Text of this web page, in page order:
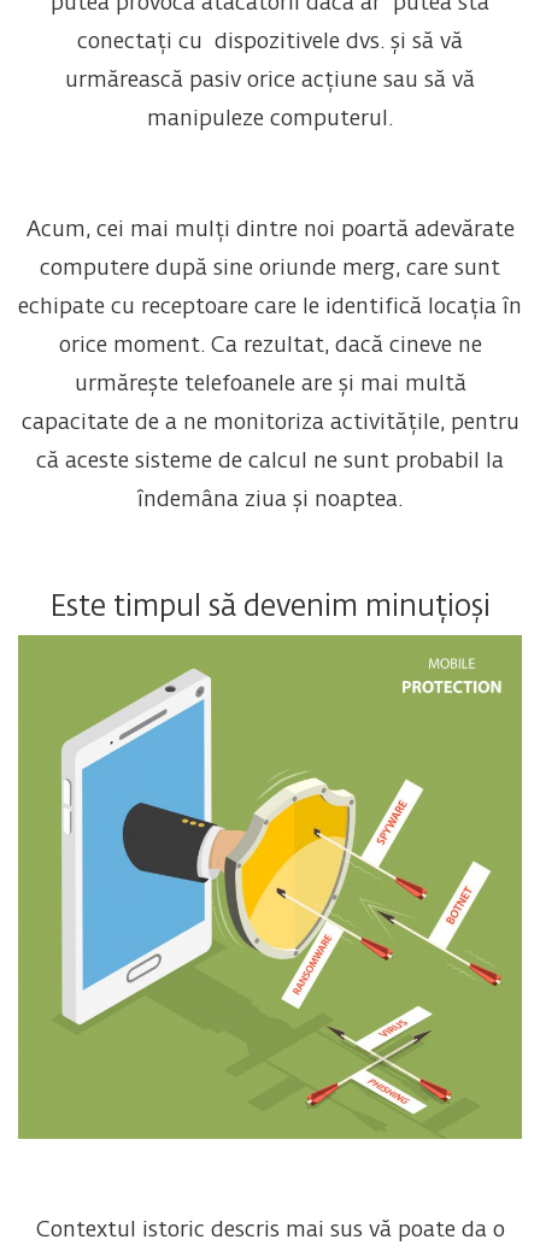
conectați cu dispozitivele dvs. și să vă
urmărească pasiv orice acțiune sau să vă
manipuleze computerul.
Acum, cei mai mulți dintre noi poartă adevărate
computere după sine oriunde merg, care sunt
echipate cu receptoare care le identifică locația în
orice moment. Ca rezultat, dacă cineve ne
urmărește telefoanele are și mai multă
capacitate de a ne monitoriza activitățile, pentru
că aceste sisteme de calcul ne sunt probabil la
îndemâna ziua și noaptea.
Este timpul să devenim minuțioși
Contextul istoric descris mai sus vă poate da o